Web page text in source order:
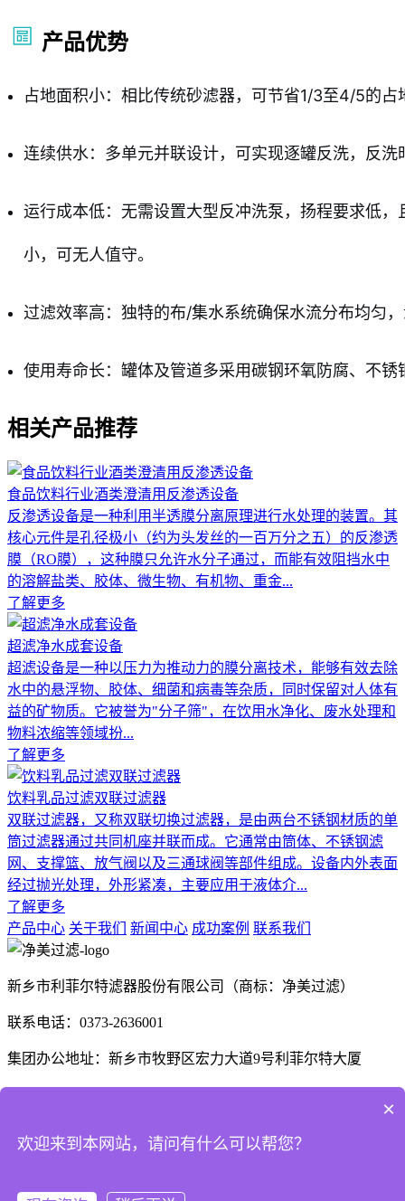
产品优势
占地面积小：相比传统砂滤器，可节省1/3至4/5的占
连续供水：多单元并联设计，可实现逐罐反洗，反
运行成本低：无需设置大型反冲洗泵，扬程要求低
小，可无人值守。
过滤效率高：独特的布/集水系统确保水流分布均匀
使用寿命长：罐体及管道多采用碳钢环氧防腐、不
相关产品推荐
食品饮料行业酒类澄清用反渗透设备
反渗透设备是一种利用半透膜分离原理进行水处理的装置。其
核心元件是孔径极小（约为头发丝的一百万分之五）的反渗透
膜（RO膜），这种膜只允许水分子通过，而能有效阻挡水中
的溶解盐类、胶体、微生物、有机物、重金...
了解更多
超滤净水成套设备
超滤设备是一种以压力为推动力的膜分离技术，能够有效去除
水中的悬浮物、胶体、细菌和病毒等杂质，同时保留对人体有
益的矿物质。它被誉为"分子筛"，在饮用水净化、废水处理和
物料浓缩等领域扮...
了解更多
饮料乳品过滤双联过滤器
双联过滤器，又称双联切换过滤器，是由两台不锈钢材质的单
筒过滤器通过共同机座并联而成。它通常由筒体、不锈钢滤
网、支撑篮、放气阀以及三通球阀等部件组成。设备内外表面
经过抛光处理，外形紧凑，主要应用于液体介...
了解更多
产品中心 关于我们 新闻中心 成功案例 联系我们
新乡市利菲尔特滤器股份有限公司（商标：净美过滤）
联系电话：0373-2636001
集团办公地址：新乡市牧野区宏力大道9号利菲尔特大厦
河南省商丘市梁园区晨风大道1号
×
欢迎来到本网站，请问有什么可以帮您？